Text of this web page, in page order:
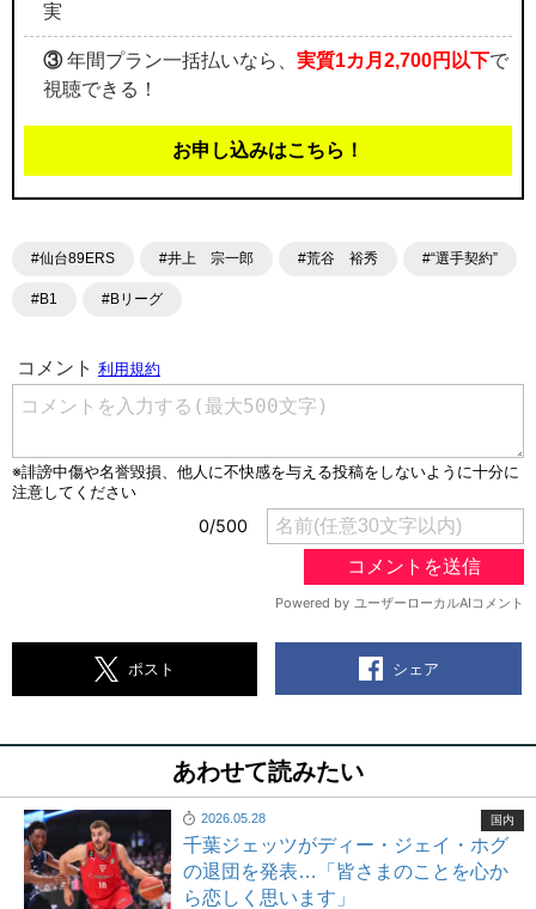
実
③年間プラン一括払いなら、 実質1カ月2,700円以下で
視聴できる！
お申し込みはこちら！
#仙台89ERS #井上 宗一郎 #荒谷 裕秀 #“選手契約”
#B1 #Bリーグ
ポスト シェア
あわせて読みたい
2026.05.28
千葉ジェッツがディー・ジェイ・ホグ
の退団を発表…「皆さまのことを心か
ら恋しく思います」
国内